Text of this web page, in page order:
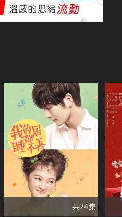
共24集
演員
陳怡馨
王子鑫
聖堂娜
盧森堡
連續
賈舒夷
馬雪陽
薛城
楊可
郭曦
類別
甜寵愛情❤️
精彩陸劇
共24集
演
初
類
古
甜